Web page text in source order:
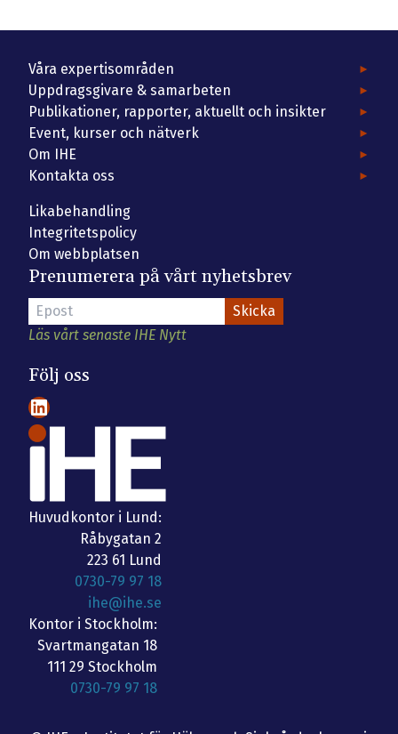
Våra expertisområden
Uppdragsgivare & samarbeten
Publikationer, rapporter, aktuellt och insikter
Event, kurser och nätverk
Om IHE
Kontakta oss
Likabehandling
Integritetspolicy
Om webbplatsen
Prenumerera på vårt nyhetsbrev
Läs vårt senaste IHE Nytt
Följ oss
LinkedIn
Huvudkontor i Lund:
Råbygatan 2
223 61 Lund
0730-79 97 18
ihe@ihe.se
Kontor i Stockholm:
Svartmangatan 18
111 29 Stockholm
0730-79 97 18